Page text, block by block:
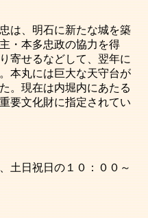
は、明石に新たな城を築
・本多忠政の協力を得
寄せるなどして、翌年に
本丸には巨大な天守台が
。現在は内堀内にあたる
要文化財に指定されてい
土日祝日の１０：００～